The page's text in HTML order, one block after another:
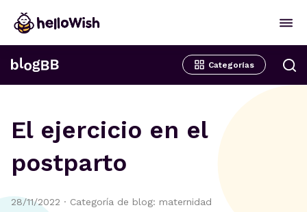
Categorías
El ejercicio en el
postparto
28/11/2022 · Categoría de blog: maternidad